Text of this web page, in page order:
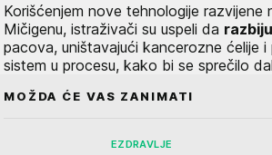
Korišćenjem nove tehnologije razvijene
Mičigenu, istraživači su uspeli da
pacova, uništavajući kancerozne ćelije i
sistem u procesu, kako bi se sprečilo
MOŽDA ĆE VAS ZANIMATI
EZDRAVLJE